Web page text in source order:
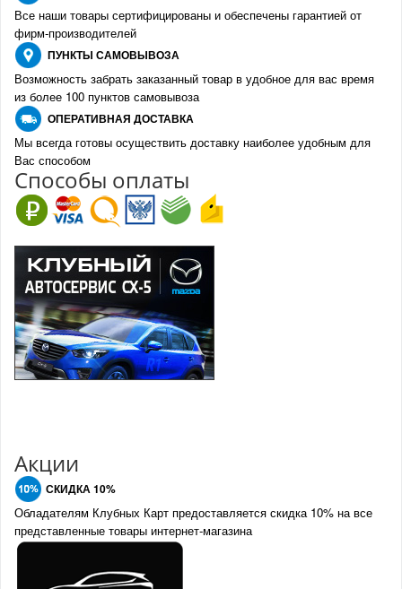
Все наши товары сертифицированы и обеспечены гарантией от
фирм-производителей
ПУНКТЫ САМОВЫВОЗА
Возможность забрать заказанный товар в удобное для вас время
из более 100 пунктов самовывоза
ОПЕРАТИВНАЯ ДОСТАВКА
Мы всегда готовы осуществить доставку наиболее удобным для
Вас способом
Способы оплаты
Акции
СКИДКА 10%
Обладателям Клубных Карт предоставляется скидка 10% на все
представленные товары интернет-магазина